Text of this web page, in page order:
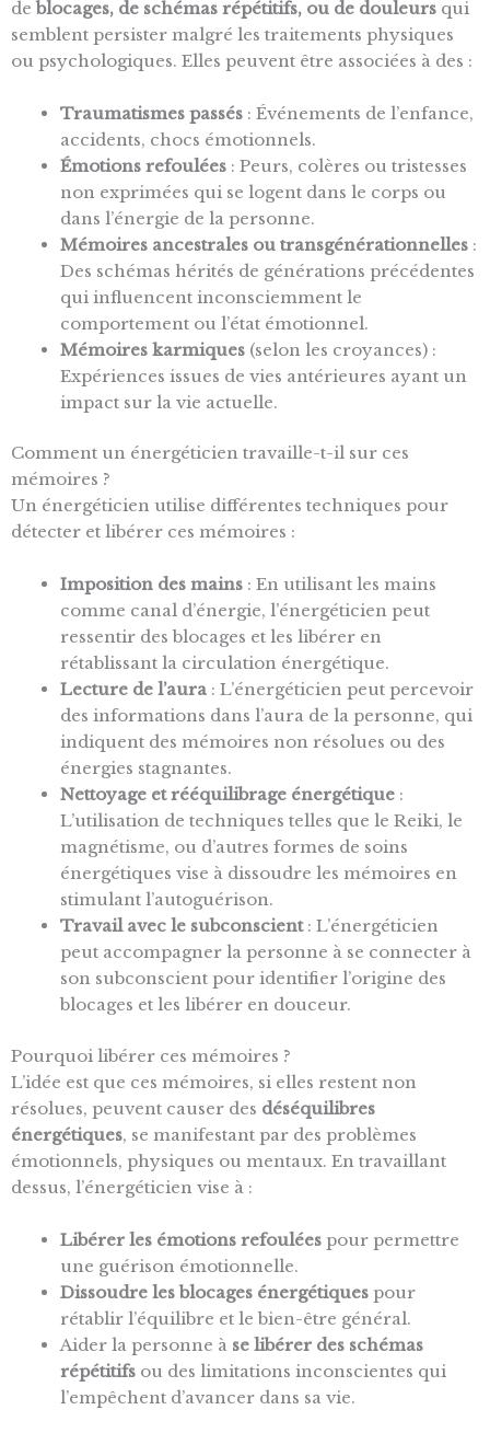
deblocages, de schémas répétitifs, ou de douleurs qui
semblent persister malgré les traitements physiques
ou psychologiques. Elles peuvent être associées à des :
Traumatismes passés : Événements de l’enfance,
accidents, chocs émotionnels.
Émotions refoulées : Peurs, colères ou tristesses
non exprimées qui se logent dans le corps ou
dans l’énergie de la personne.
Mémoires ancestrales ou transgénérationnelles :
Des schémas hérités de générations précédentes
qui influencent inconsciemment le
comportement ou l’état émotionnel.
Mémoires karmiques (selon les croyances) :
Expériences issues de vies antérieures ayant un
impact sur la vie actuelle.
Comment un énergéticien travaille-t-il sur ces
mémoires ?
Un énergéticien utilise différentes techniques pour
détecter et libérer ces mémoires :
Imposition des mains : En utilisant les mains
comme canal d’énergie, l’énergéticien peut
ressentir des blocages et les libérer en
rétablissant la circulation énergétique.
Lecture de l’aura : L’énergéticien peut percevoir
des informations dans l’aura de la personne, qui
indiquent des mémoires non résolues ou des
énergies stagnantes.
Nettoyage et rééquilibrage énergétique :
L’utilisation de techniques telles que le Reiki, le
magnétisme, ou d’autres formes de soins
énergétiques vise à dissoudre les mémoires en
stimulant l’autoguérison.
Travail avec le subconscient: L’énergéticien
peut accompagner la personne à se connecter à
son subconscient pour identifier l’origine des
blocages et les libérer en douceur.
Pourquoi libérer ces mémoires ?
L’idée est que ces mémoires, si elles restent non
résolues, peuvent causer des déséquilibres
énergétiques, se manifestant par des problèmes
émotionnels, physiques ou mentaux. En travaillant
dessus, l’énergéticien vise à :
Libérer les émotions refoulées pour permettre
une guérison émotionnelle.
Dissoudre les blocages énergétiques pour
rétablir l’équilibre et le bien-être général.
Aider la personne à se libérer des schémas
répétitifs ou des limitations inconscientes qui
l’empêchent d’avancer dans sa vie.